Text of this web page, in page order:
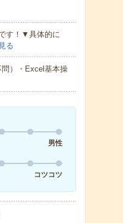
す！▼具体的に
る
）・Excel基本操
男性
コツコツ